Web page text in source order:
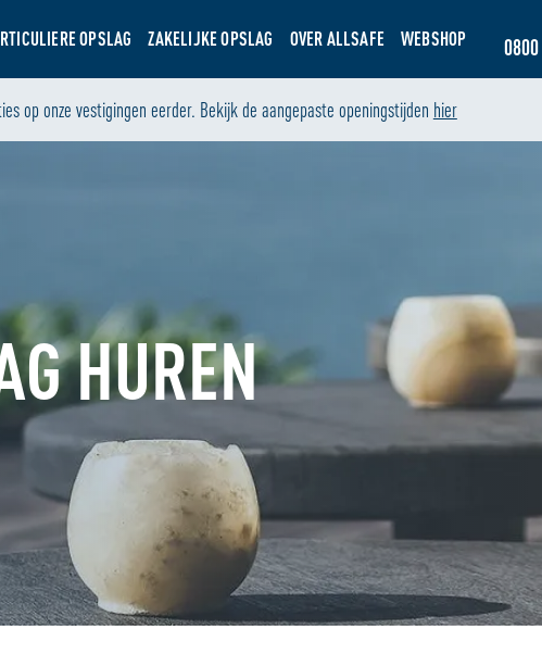
OPSLAG ZAKELIJKE OPSLAG OVER ALLSAFE WEBSHOP
op onze vestigingen eerder. Bekijk de aangepaste openingstijden hier
HUREN
Jouw